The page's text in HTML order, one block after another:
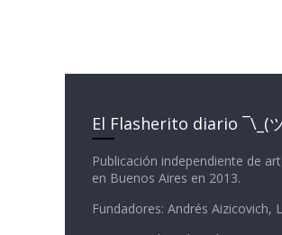
El Flasherito diario ¯\_(
Publicación independiente de
en Buenos Aires en 2013.
Fundadores: Andrés Aizicovich,